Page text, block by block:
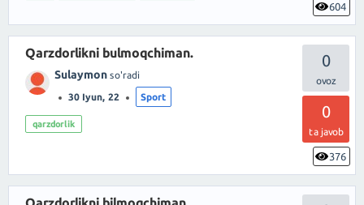
604
0
0
ta javob
376
Qarzdorlikni bulmoqchiman.
Sulaymon so'radi
30 Iyun, 22 Sport
qarzdorlik